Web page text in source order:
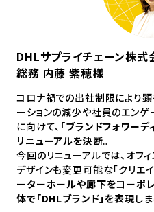
DHLサプライチェーン株式
総務 内藤 紫穂様
コロナ禍での出社制限により
ーションの減少や社員のエン
に向けて、 「ブランドフォワーデ
リニューアルを決断。
今回のリニューアルでは、オフ
デザインも変更可能な「クリエ
ーターホールや廊下をコーポ
体で「DHLブランド」を表現しま